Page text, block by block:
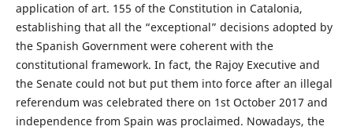
application of art. 155 of the Constitution in Catalonia,
establishing that all the “exceptional” decisions adopted by
the Spanish Government were coherent with the
constitutional framework. In fact, the Rajoy Executive and
the Senate could not but put them into force after an illegal
referendum was celebrated there on 1st October 2017 and
independence from Spain was proclaimed. Nowadays, the